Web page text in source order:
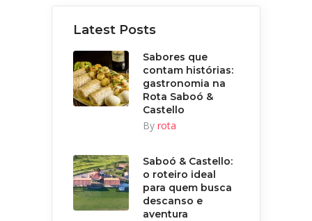
Latest Posts
Sabores que
contam histórias:
gastronomia na
Rota Saboó &
Castello
By rota
Saboó & Castello:
o roteiro ideal
para quem busca
descanso e
aventura